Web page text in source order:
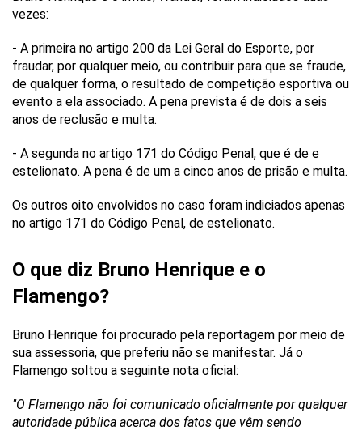
vezes:
- A primeira no artigo 200 da Lei Geral do Esporte, por
fraudar, por qualquer meio, ou contribuir para que se fraude,
de qualquer forma, o resultado de competição esportiva ou
evento a ela associado. A pena prevista é de dois a seis
anos de reclusão e multa.
- A segunda no artigo 171 do Código Penal, que é de e
estelionato. A pena é de um a cinco anos de prisão e multa.
Os outros oito envolvidos no caso foram indiciados apenas
no artigo 171 do Código Penal, de estelionato.
O que diz Bruno Henrique e o
Flamengo?
Bruno Henrique foi procurado pela reportagem por meio de
sua assessoria, que preferiu não se manifestar. Já o
Flamengo soltou a seguinte nota oficial:
"O Flamengo não foi comunicado oficialmente por qualquer
autoridade pública acerca dos fatos que vêm sendo